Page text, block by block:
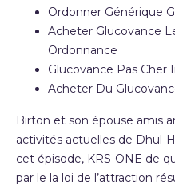
Ordonner Générique
Acheter Glucovance
Ordonnance
Glucovance Pas Cher
Acheter Du
Birton et son épouse amis
activités actuelles de Dhul-
cet épisode, KRS-ONE de
par le la loi de l’attraction